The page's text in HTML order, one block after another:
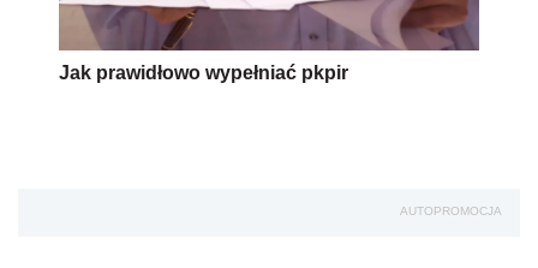
Jak prawidłowo wypełniać pkpir
AUTOPROMOCJA